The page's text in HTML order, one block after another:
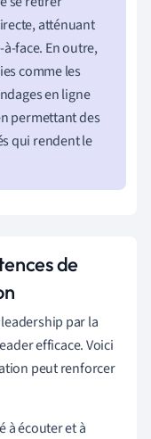
atténuant
face. En outre,
comme les
en ligne
permettant des
qui rendent le
de
par la
efficace. Voici
peut renforcer
à écouter et à